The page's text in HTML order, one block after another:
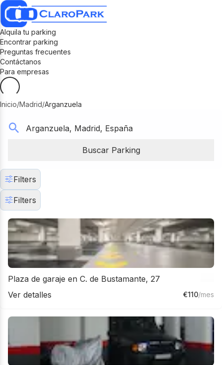
Alquila tu parking
Encontrar parking
Preguntas frecuentes
Contáctanos
Para empresas
Inicio/Madrid/Arganzuela
Buscar Parking
Filters
Filters
Plaza de garaje en C. de Bustamante, 27
Ver detalles
€110/mes